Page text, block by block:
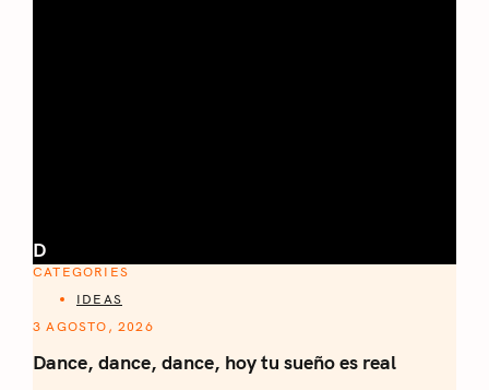
D
CATEGORIES
IDEAS
3 AGOSTO, 2026
Dance, dance, dance, hoy tu sueño es real